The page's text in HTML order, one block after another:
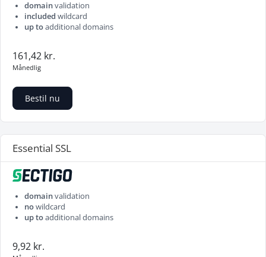
domainvalidation
included wildcard
up toadditional domains
161,42 kr.
Månedlig
Bestil nu
Essential SSL
domainvalidation
nowildcard
up toadditional domains
9,92 kr.